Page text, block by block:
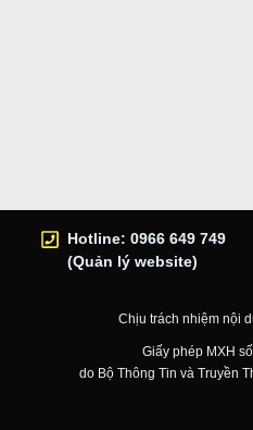
Hotline: 0966 649 749
(Quản lý website)
Chịu trách nhiệm nội
Giấy phép MXH
do Bộ Thông Tin và Truyền